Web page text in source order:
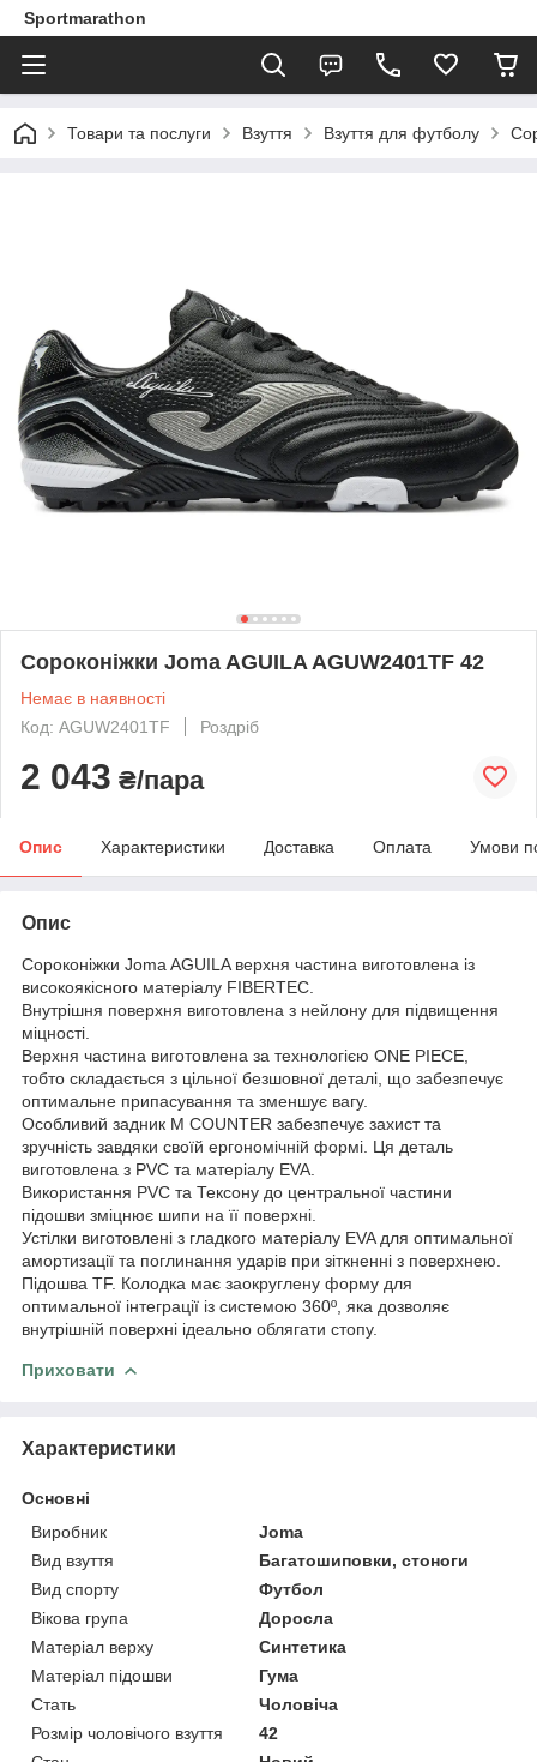
Sportmarathon
Товари та послуги Взуття Взуття для футболу
Сороконіжки Joma AGUILA AGUW2401TF 42
Немає в наявності
Код: AGUW2401TF
Роздріб
2 043 ₴/пара
Опис Характеристики Доставка Оплата Умови
Опис
Сороконіжки Joma AGUILA верхня частина виготовлена із
високоякісного матеріалу FIBERTEC.
Внутрішня поверхня виготовлена з нейлону для підвищення
міцності.
Верхня частина виготовлена за технологією ONE PIECE,
тобто складається з цільної безшовної деталі, що забезпечує
оптимальне припасування та зменшує вагу.
Особливий задник M COUNTER забезпечує захист та
зручність завдяки своїй ергономічній формі. Ця деталь
виготовлена з PVC та матеріалу EVA.
Використання PVC та Тексону до центральної частини
підошви зміцнює шипи на її поверхні.
Устілки виготовлені з гладкого матеріалу EVA для оптимальної
амортизації та поглинання ударів при зіткненні з поверхнею.
Підошва TF. Колодка має заокруглену форму для
оптимальної інтеграції із системою 360º, яка дозволяє
внутрішній поверхні ідеально облягати стопу.
Приховати
Характеристики
Основні
Виробник
Joma
Вид взуття
Багатошиповки, стоноги
Вид спорту
Футбол
Вікова група
Доросла
Матеріал верху
Синтетика
Матеріал підошви
Гума
Стать
Чоловіча
Розмір чоловічого взуття
42